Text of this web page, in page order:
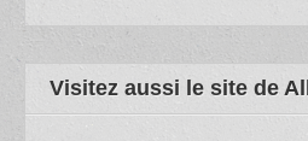
Visitez aussi le site de